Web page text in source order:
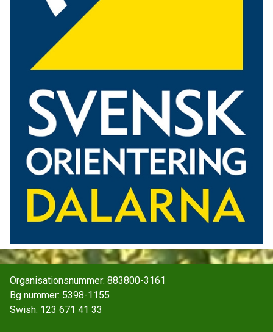
Organisationsnummer: 883800-3161
Bg nummer: 5398-1155
Swish: 123 671 41 33